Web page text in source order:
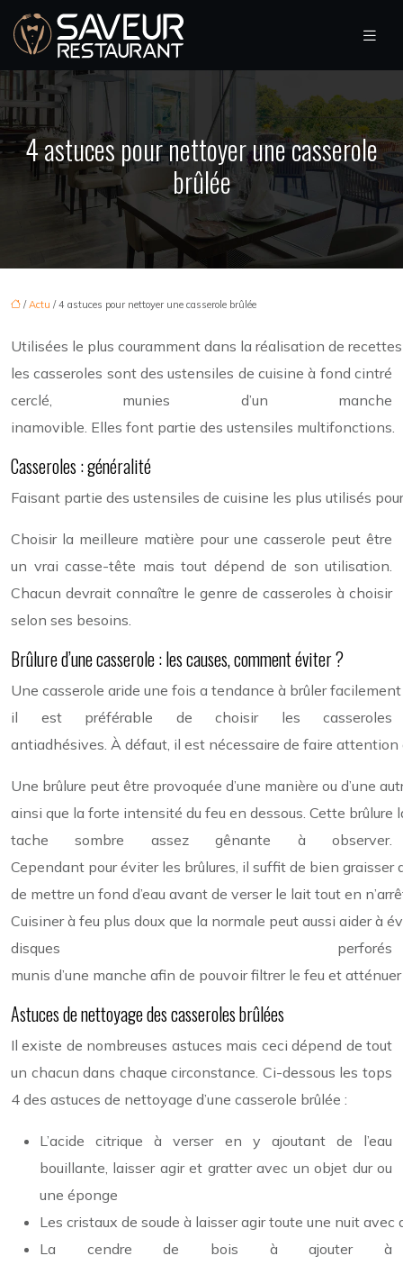
4 astuces pour nettoyer une casserole
brûlée
/Actu / 4 astuces pour nettoyer une casserole brûlée
Utilisées le plus couramment dans la réalisation de
les casseroles sont des ustensiles de cuisine à fond cintré
cerclé, munies d’un manche
inamovible. Elles font partie des ustensiles multifonctions.
Casseroles : généralité
Faisant partie des ustensiles de cuisine les plus utilisés
Choisir la meilleure matière pour une casserole peut être
un vrai casse-tête mais tout dépend de son utilisation.
Chacun devrait connaître le genre de casseroles à choisir
selon ses besoins.
Brûlure d’une casserole : les causes, comment éviter ?
Une casserole aride une fois a tendance à brûler
il est préférable de choisir les casseroles
antiadhésives. À défaut, il est nécessaire de faire
Une brûlure peut être provoquée d’une manière ou d’une
ainsi que la forte intensité du feu en dessous. Cette brûlure
tache sombre assez gênante à observer.
Cependant pour éviter les brûlures, il suffit de bien
de mettre un fond d’eau avant de verser le lait tout en
Cuisiner à feu plus doux que la normale peut aussi aider à
disques perforés
munis d’une manche afin de pouvoir filtrer le feu et
Astuces de nettoyage des casseroles brûlées
Il existe de nombreuses astuces mais ceci dépend de tout
un chacun dans chaque circonstance. Ci-dessous les tops
4 des astuces de nettoyage d’une casserole brûlée :
L’acide citrique à verser en y ajoutant de l’eau
bouillante, laisser agir et gratter avec un objet dur ou
une éponge
Les cristaux de soude à laisser agir toute une nuit
La cendre de bois à ajouter à